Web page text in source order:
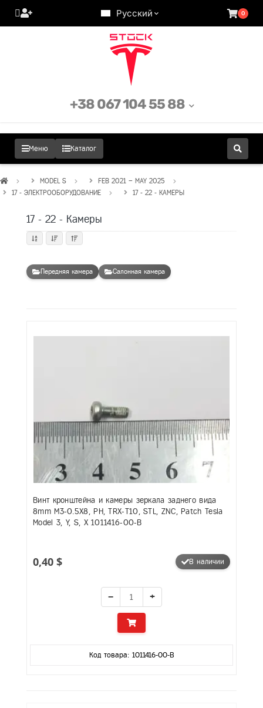
Русский 0
Меню Каталог
+38 067 104 55 88
MODEL S
FEB 2021 – MAY 2025
17 - ЭЛЕКТРООБОРУДОВАНИЕ
17 - 22 - КАМЕРЫ
17 - 22 - Камеры
Передняя камера Салонная камера
Винт кронштейна и камеры зеркала заднего вида
8mm M3-0.5X8, PH, TRX-T10, STL, ZNC, Patch Tesla
Model 3, Y, S, X 1011416-00-B
0,40 $ В наличии
− +
Код товара: 1011416-00-B